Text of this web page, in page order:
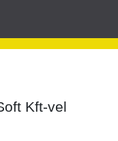
Kft-vel